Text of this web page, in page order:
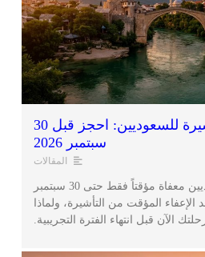
البوسنة بدون تأشيرة للسعوديين: احجز قبل 30
سبتمبر 2026
المقالات
تأشيرة البوسنة للسعوديين معفاة مؤقتاً فقط حتى 30 سبتمبر
الإعفاء المؤقت من التأشيرة، ولماذا
الآن قبل انتهاء الفترة التجريبية.